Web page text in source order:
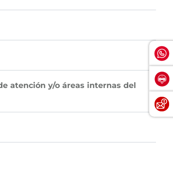
atención y/o áreas internas del